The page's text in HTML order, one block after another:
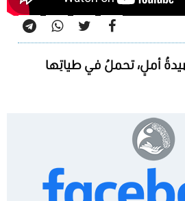
أملٍ، تحملُ في طياتِها